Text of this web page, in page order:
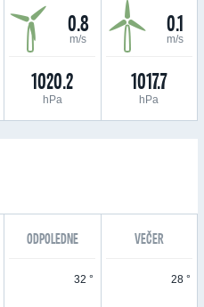
0.8
m/s
1020.2
hPa
0.1
m/s
1017.7
hPa
ODPOLEDNE VEČER
32 ° 28 °